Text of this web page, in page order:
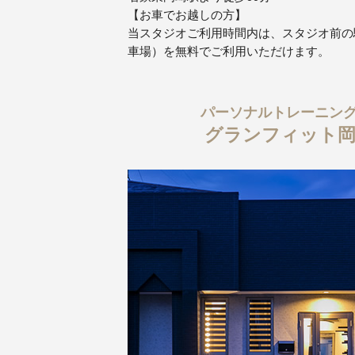
【お車でお越しの方】
当スタジオご利用時間内は、スタジオ前
車場）を無料でご利用いただけます。
パーソナルトレーニン
グランフィット